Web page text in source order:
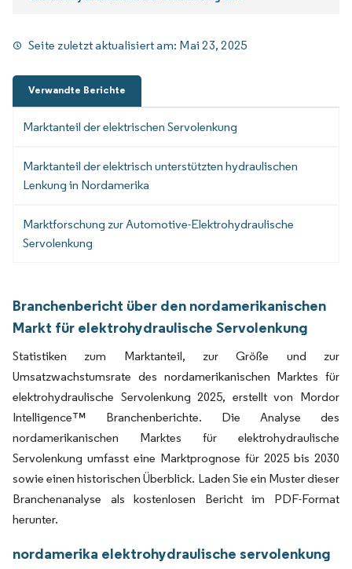
Seite zuletzt aktualisiert am: Mai 23, 2025
Verwandte Berichte
Marktanteil der elektrischen Servolenkung
Marktanteil der elektrisch unterstützten hydraulischen
Lenkung in Nordamerika
Marktforschung zur Automotive-Elektrohydraulische
Servolenkung
Branchenbericht über den nordamerikanischen
Markt für elektrohydraulische Servolenkung
Statistiken zum Marktanteil, zur Größe und zur
Umsatzwachstumsrate des nordamerikanischen Marktes für
elektrohydraulische Servolenkung 2025, erstellt von Mordor
Intelligence™ Branchenberichte. Die Analyse des
nordamerikanischen Marktes für elektrohydraulische
Servolenkung umfasst eine Marktprognose für 2025 bis 2030
sowie einen historischen Überblick. Laden Sie ein Muster dieser
Branchenanalyse als kostenlosen Bericht im PDF-Format
herunter.
nordamerika elektrohydraulische servolenkung